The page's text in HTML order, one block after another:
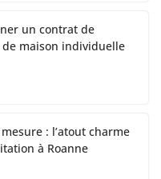
un contrat de
maison individuelle
: l’atout charme
à Roanne